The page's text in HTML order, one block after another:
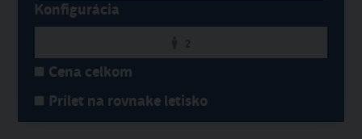
Konfigurácia
Cena celkom
Prílet na rovnake letisko